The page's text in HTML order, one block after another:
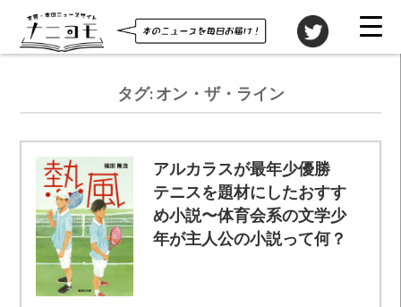
タグ:オン・ザ・ライン
アルカラスが最年少優勝
テニスを題材にしたおすす
め小説〜体育会系の文学少
年が主人公の小説って何？